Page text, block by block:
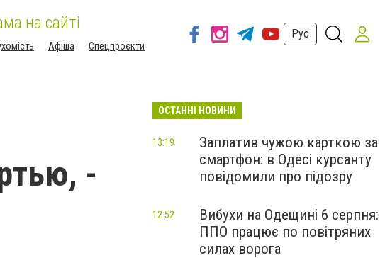
на сайті
Афіша Спецпроєкти
Рус
-
ОСТАННІ НОВИНИ
Заплатив чужою карткою за
смартфон: в Одесі курсанту
повідомили про підозру
13:19
Вибухи на Одещині 6 серпня:
ППО працює по повітряних
силах ворога
12:52